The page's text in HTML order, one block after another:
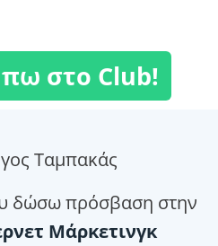
στο Club!
Ταμπακάς
δώσω πρόσβαση στην
Μάρκετινγκ